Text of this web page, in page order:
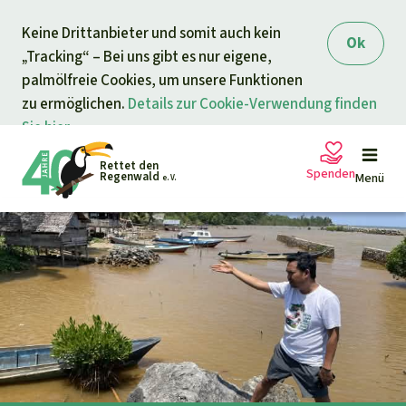
Ok
Keine Drittanbieter und somit auch kein
„Tracking“ – Bei uns gibt es nur eigene,
palmölfreie Cookies, um unsere Funktionen
zu ermöglichen. Details zur Cookie-Verwendung finden
Sie hier.
springen
Rettet den
Regenwald e. V. Menü
Petitionen
Projekte
Informieren
Spenden
Ihre Spende hilft
Allgemeine Spende
Dringender Spendenaufruf
Rettet den Regenwald e.V.
Online-Petitionen zum Schutz
der Regenwälder